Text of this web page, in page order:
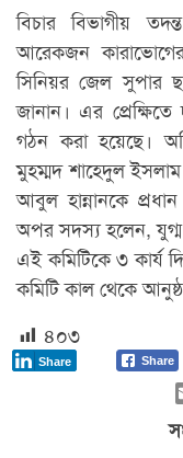
বিচার বিভাগীয়
আরেকজন
সিনিয়র জেল সুপার
জানান। এর
গঠন করা হয়েছে।
মুহম্মদ শাহেদুল ইসলাম
আবুল হান্নানকে
অপর সদস্য হলেন,
এই কমিটিকে ৩ কার্য
কমিটি কাল থেকে
৪০৩
Share
Share